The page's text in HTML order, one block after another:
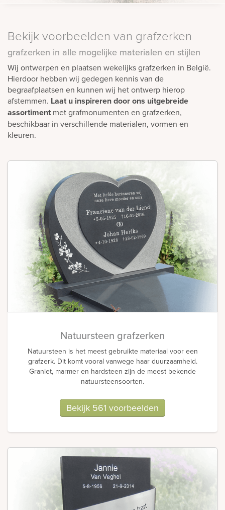
Bekijk voorbeelden van grafzerken
grafzerken in alle mogelijke materialen en stijlen
Wij ontwerpen en plaatsen wekelijks grafzerken in België.
Hierdoor hebben wij gedegen kennis van de
begraafplaatsen en kunnen wij het ontwerp hierop
afstemmen. Laat u inspireren door ons uitgebreide
assortimentmet grafmonumenten en grafzerken,
beschikbaar in verschillende materialen, vormen en
kleuren.
Natuursteen grafzerken
Natuursteen is het meest gebruikte materiaal voor een
grafzerk. Dit komt vooral vanwege haar duurzaamheid.
Graniet, marmer en hardsteen zijn de meest bekende
natuursteensoorten.
Bekijk 561 voorbeelden